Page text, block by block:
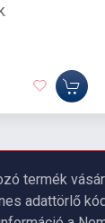
termék
adattörlő